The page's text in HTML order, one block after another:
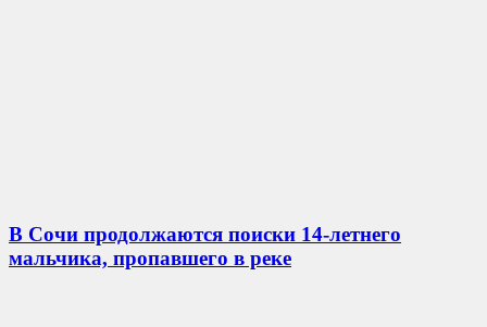
В Сочи продолжаются поиски 14-летнего
мальчика, пропавшего в реке